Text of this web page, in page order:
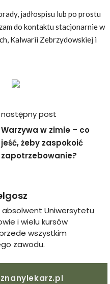
jadłospisu lub po prostu
do kontaktu stacjonarnie w
Kalwarii Zebrzydowskiej i
następny post
Warzywa w zimie – co
jeść, żeby zaspokoić
zapotrzebowanie?
Uniwersytetu
i wielu kursów
wszystkim
zawodu.